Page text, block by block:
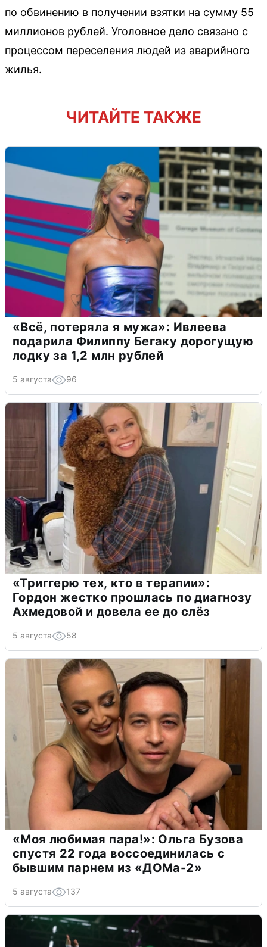
по обвинению в получении взятки на сумму 55
миллионов рублей. Уголовное дело связано с
процессом переселения людей из аварийного
жилья.
ЧИТАЙТЕ ТАКЖЕ
«Всё, потеряла я мужа»: Ивлеева
подарила Филиппу Бегаку дорогущую
лодку за 1,2 млн рублей
5 августа 96
«Триггерю тех, кто в терапии»:
Гордон жестко прошлась по диагнозу
Ахмедовой и довела ее до слёз
5 августа 58
«Моя любимая пара!»: Ольга Бузова
спустя 22 года воссоединилась с
бывшим парнем из «ДОМа-2»
5 августа 137